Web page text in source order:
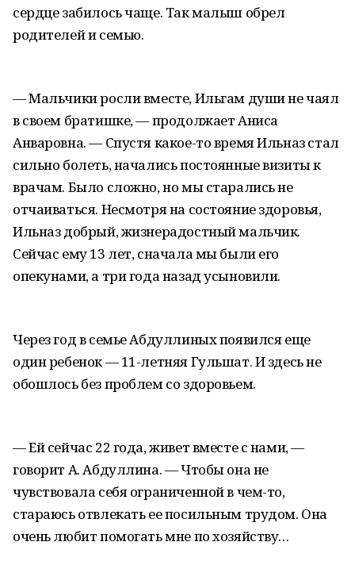
сердце забилось чаще. Так малыш обрел
родителей и семью.
— Мальчики росли вместе, Ильгам души не чаял
в своем братишке, — продолжает Аниса
Анваровна. — Спустя какое-то время Ильназ стал
сильно болеть, начались постоянные визиты к
врачам. Было сложно, но мы старались не
отчаиваться. Несмотря на состояние здоровья,
Ильназ добрый, жизнерадостный мальчик.
Сейчас ему 13 лет, сначала мы были его
опекунами, а три года назад усыновили.
Через год в семье Абдуллиных появился еще
один ребенок — 11-летняя Гульшат. И здесь не
обошлось без проблем со здоровьем.
— Ей сейчас 22 года, живет вместе с нами, —
говорит А. Абдуллина. — Чтобы она не
чувствовала себя ограниченной в чем-то,
стараюсь отвлекать ее посильным трудом. Она
очень любит помогать мне по хозяйству…